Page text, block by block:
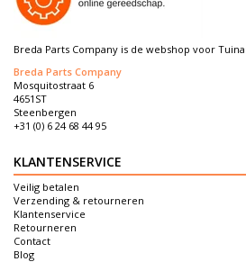
Breda Parts Company is de webshop voor
Breda Parts Company
Mosquitostraat 6
4651ST
Steenbergen
+31 (0) 6 24 68 44 95
KLANTENSERVICE
Veilig betalen
Verzending & retourneren
Klantenservice
Retourneren
Contact
Blog